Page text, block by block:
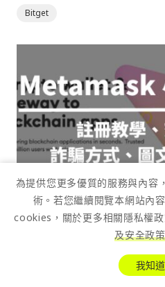
Bitget
2026 Metamask 小狐
為提供您更多優質的服務與內
術。若您繼續閱覽本網站內
cookies，關於更多相關隱私權
及安全政
我知